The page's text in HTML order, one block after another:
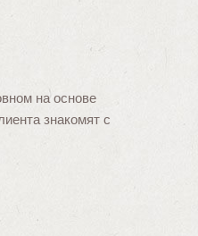
на основе
знакомят с